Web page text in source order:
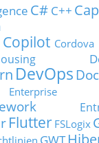
C# C++
Copilot Cordova
DevOps
Enterprise
Flutter FSLogix
GWT